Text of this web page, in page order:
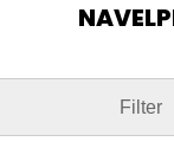
Filter